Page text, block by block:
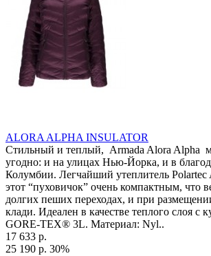
ALORA ALPHA INSULATOR
Стильный и теплый, Armada Alora Alpha
угодно: и на улицах Нью-Йорка, и в
Колумбии. Легчайший утеплитель Polartec
этот “пуховичок” очень компактным, что
долгих пеших переходах, и при
клади. Идеален в качестве теплого слоя с
GORE-TEX® 3L. Материал: Nyl..
17 633 р.
25 190 р. 30%